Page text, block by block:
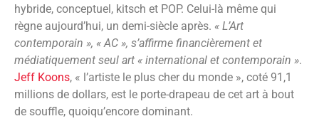
hybride, conceptuel, kitsch et POP. Celui-là même qui
règne aujourd’hui, un demi-siècle après. « L’Art
contemporain », « AC », s’affirme financièrement et
médiatiquement seul art « international et contemporain ».
Jeff Koons, « l’artiste le plus cher du monde », coté 91,1
millions de dollars, est le porte-drapeau de cet art à bout
de souffle, quoiqu’encore dominant.